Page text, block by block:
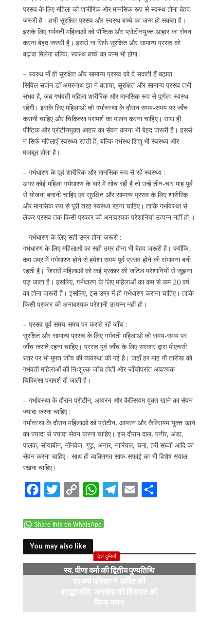
प्रसव के लिए महिला को शारीरिक और मानसिक रूप से स्वस्थ होना बेहद
जरूरी है। तभी सुरक्षित प्रसव और स्वस्थ बच्चे का जन्म हो सकता है।
इसके लिए गर्भवती महिलाओं को पौष्टिक और प्रोटीनयुक्त आहार का सेवन
करना बेहद जरूरी है। इससे ना सिर्फ सुरक्षित और सामान्य प्रसव को
बढ़ावा मिलेगा बल्कि, स्वस्थ बच्चे का जन्म भी होगा।
– स्वस्थ माँ ही सुरक्षित और सामान्य प्रसव को दे सकती हैं बढ़ावा :
सिविल सर्जन डाॅ अमरनाथ झा ने बताया, सुरक्षित और सामान्य प्रसव तभी
संभव है, जब गर्भवती महिला शारीरिक और मानसिक रूप से पूर्णतः स्वस्थ
रहेंगी। इसके लिए महिलाओं को गर्भावस्था के दौरान समय-समय पर जाँच
करानी चाहिए और चिकित्सा परामर्श का पालन करना चाहिए। साथ ही
पौष्टिक और प्रोटीनयुक्त आहार का सेवन करना भी बेहद जरूरी है। इससे
न सिर्फ महिलाएँ स्वस्थ्य रहती हैं, बल्कि गर्भस्थ शिशु भी स्वस्थ्य और
मजबूत होता है।
– गर्भधारण के पूर्व शारीरिक और मानसिक रूप से रहें स्वस्थ्य :
अगर कोई महिला गर्भधारण के बारे में सोच रही है तो उन्हें तीन-चार माह पूर्व
से योजना बनानी चाहिए एवं सुरक्षित और सामान्य प्रसव के लिए शारीरिक
और मानसिक रूप से पूरी तरह स्वस्थ्य रहना चाहिए। ताकि गर्भावस्था से
लेकर प्रसव तक किसी प्रकार की अनावश्यक परेशानियां उत्पन्न नहीं हो ।
– गर्भधारण के लिए सही उम्र होना जरूरी :
गर्भधारण के लिए महिलाओं का सही उम्र होना भी बेहद जरूरी है। क्योंकि,
कम उम्र में गर्भधारण होने से हमेशा समय पूर्व प्रसव होने की संभावना बनी
रहती है। जिससे महिलाओं को कई प्रकार की जटिल परेशानियों से जूझना
पड़ जाता है। इसलिए, गर्भधारण के लिए महिलाओं का कम से कम 20 वर्ष
का होना जरूरी है। इसलिए, इस उम्र में ही गर्भधारण कराना चाहिए। ताकि
किसी प्रकार की अनावश्यक परेशानी उत्पन्न नहीं हो।
– प्रसव पूर्व समय-समय पर कराते रहें जाँच :
सुरक्षित और सामान्य प्रसव के लिए गर्भवती महिलाओं को समय-समय पर
जाँच कराते रहना चाहिए। प्रसव पूर्व जाँच के लिए सरकार द्वारा पीएचसी
स्तर पर भी मुफ्त जाँच की व्यवस्था की गई है। जहाँ हर माह नौ तारीख को
गर्भवती महिलाओं की निःशुल्क जाँच होती और जाँचोपरांत आवश्यक
चिकित्सा परामर्श दी जाती है।
– गर्भावस्था के दौरान प्रोटीन, आयरन और कैल्सियम युक्त खाने का सेवन
ज्यादा करना चाहिए :
गर्भावस्था के दौरान महिलाओं को प्रोटीन, आयरन और कैल्सियम युक्त खाने
का ज्यादा से ज्यादा सेवन करना चाहिए। इस दौरान दाल, पनीर, अंडा,
पालक, सोयाबीन, नॉनवेज, गुड़, अनार, नारियल, चना, हरी सब्जी आदि का
सेवन करना चाहिए। साथ ही व्यक्तिगत साफ-सफाई का भी विशेष ख्याल
रखना चाहिए।
F
e
b
o
o
T
itt
er
C
p
y
Li
n
k
W
at
A
p
p
T
a
m
E S
Share this on WhatsApp
You may also like
देश-दुनियाँ
स्व. वीणा वर्मा की द्वितीय पुण्यतिथि
पर वर्मा परिवार ने अर्पित की
श्रद्धांजलि, जनसेवा की विरासत को
किया नमन